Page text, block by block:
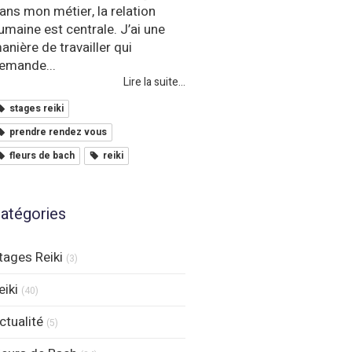
mon métier, la relation
est centrale. J’ai une
de travailler qui
Lire la suite...
stages reiki
prendre rendez vous
fleurs de bach
reiki
Reiki (3)
(40)
(5)